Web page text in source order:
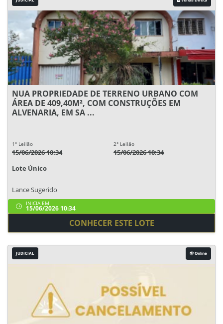
NUA PROPRIEDADE DE TERRENO URBANO COM
ÁREA DE 409,40M², COM CONSTRUÇÕES EM
ALVENARIA, EM SA ...
1° Leilão
15/06/2026 10:34
2° Leilão
15/06/2026 10:34
Lote Único
Lance Sugerido
INICIA EM
15/06/2026 10:34
CONHECER ESTE LOTE
JUDICIAL Online